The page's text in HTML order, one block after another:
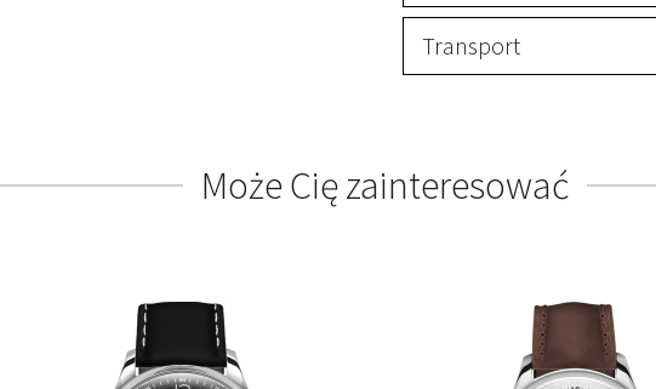
Transport
Może Cię zainteresować